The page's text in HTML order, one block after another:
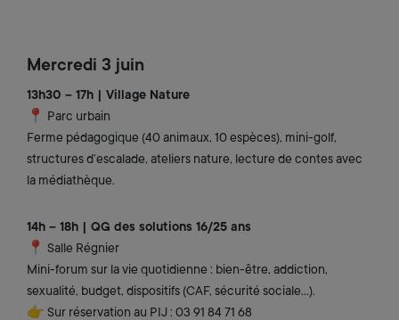
Mercredi 3 juin
13h30 – 17h | Village Nature
📍 Parc urbain
Ferme pédagogique (40 animaux, 10 espèces), mini-golf,
structures d’escalade, ateliers nature, lecture de contes avec
la médiathèque.
14h – 18h | QG des solutions 16/25 ans
📍 Salle Régnier
Mini-forum sur la vie quotidienne : bien-être, addiction,
sexualité, budget, dispositifs (CAF, sécurité sociale…).
👉 Sur réservation au PIJ : 03 91 84 71 68